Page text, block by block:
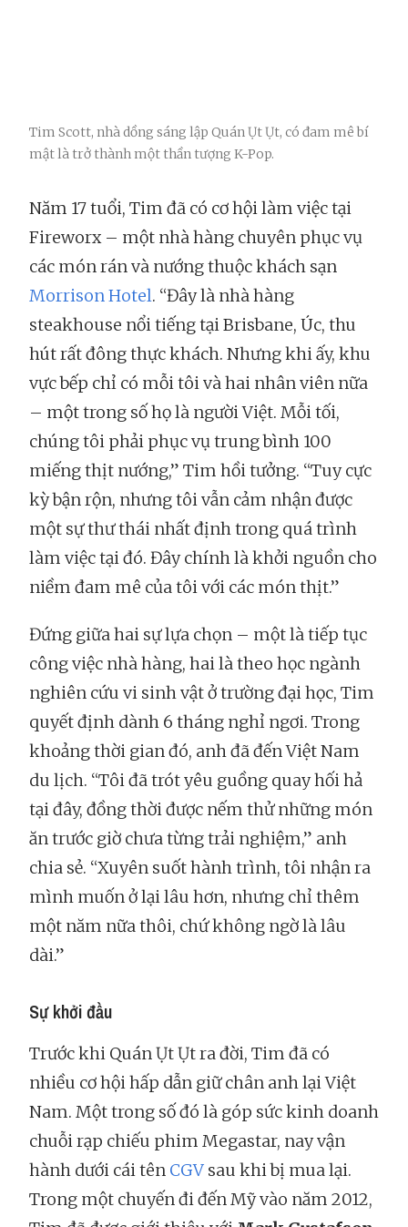
Tim Scott, nhà dồng sáng lập Quán Ụt Ụt, có đam mê bí
mật là trở thành một thần tượng K-Pop.
Năm 17 tuổi, Tim đã có cơ hội làm việc tại
Fireworx – một nhà hàng chuyên phục vụ
các món rán và nướng thuộc khách sạn
Morrison Hotel. “Đây là nhà hàng
steakhouse nổi tiếng tại Brisbane, Úc, thu
hút rất đông thực khách. Nhưng khi ấy, khu
vực bếp chỉ có mỗi tôi và hai nhân viên nữa
– một trong số họ là người Việt. Mỗi tối,
chúng tôi phải phục vụ trung bình 100
miếng thịt nướng,” Tim hồi tưởng. “Tuy cực
kỳ bận rộn, nhưng tôi vẫn cảm nhận được
một sự thư thái nhất định trong quá trình
làm việc tại đó. Đây chính là khởi nguồn cho
niềm đam mê của tôi với các món thịt.”
Đứng giữa hai sự lựa chọn – một là tiếp tục
công việc nhà hàng, hai là theo học ngành
nghiên cứu vi sinh vật ở trường đại học, Tim
quyết định dành 6 tháng nghỉ ngơi. Trong
khoảng thời gian đó, anh đã đến Việt Nam
du lịch. “Tôi đã trót yêu guồng quay hối hả
tại đây, đồng thời được nếm thử những món
ăn trước giờ chưa từng trải nghiệm,” anh
chia sẻ. “Xuyên suốt hành trình, tôi nhận ra
mình muốn ở lại lâu hơn, nhưng chỉ thêm
một năm nữa thôi, chứ không ngờ là lâu
dài.”
Sự khởi đầu
Trước khi Quán Ụt Ụt ra đời, Tim đã có
nhiều cơ hội hấp dẫn giữ chân anh lại Việt
Nam. Một trong số đó là góp sức kinh doanh
chuỗi rạp chiếu phim Megastar, nay vận
hành dưới cái tên CGV sau khi bị mua lại.
Trong một chuyến đi đến Mỹ vào năm 2012,